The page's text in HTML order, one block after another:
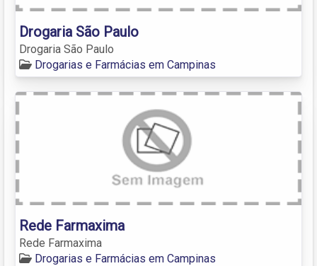
Drogaria São Paulo
Drogaria São Paulo
Drogarias e Farmácias em Campinas
Rede Farmaxima
Rede Farmaxima
Drogarias e Farmácias em Campinas